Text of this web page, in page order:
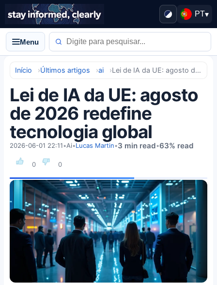
PT▾
Menu
Início Últimos artigos ai Lei de IA da UE: agosto de 2026 redefine tecnologia global
Lei de IA da UE: agosto
de 2026 redefine
tecnologia global
0 0
2026-06-01 22:11•Ai•Lucas Martin•3 min read•63% read